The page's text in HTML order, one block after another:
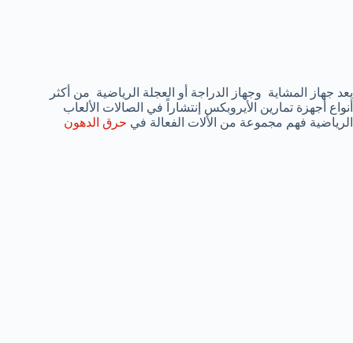
يعد جهاز المشاية وجهاز الدراجة أو العجلة الرياضية من أكثر
أنواع أجهزة تمارين الأيروبكس إنتشاراً في الصالات الألعاب
الرياضية فهم مجموعة من الألات الفعالة في حرق الدهون